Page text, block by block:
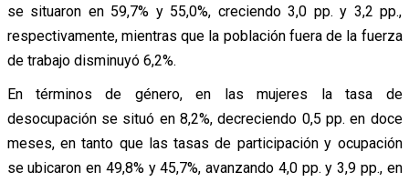
se situaron en 59,7% y 55,0%, creciendo 3,0 pp. y 3,2 pp.,
respectivamente, mientras que la población fuera de la fuerza
de trabajo disminuyó 6,2%.
En términos de género, en las mujeres la tasa de
desocupación se situó en 8,2%, decreciendo 0,5 pp. en doce
meses, en tanto que las tasas de participación y ocupación
se ubicaron en 49,8% y 45,7%, avanzando 4,0 pp. y 3,9 pp., en